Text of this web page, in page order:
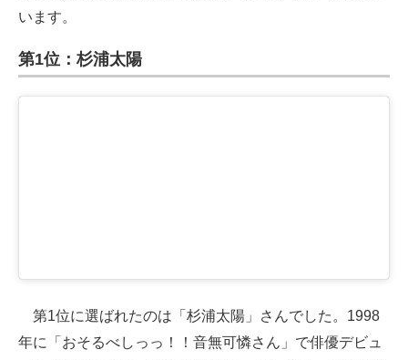
います。
第1位：杉浦太陽
第1位に選ばれたのは「杉浦太陽」さんでした。1998
年に「おそるべしっっ！！音無可憐さん」で俳優デビュ